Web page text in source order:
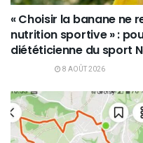
« Choisir la banane ne
nutrition sportive » :
diététicienne du sport
8 AOÛT 2026